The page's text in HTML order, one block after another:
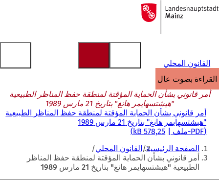
الانتقال إلى المحتوى
إلى
الصفحة
القانون المحلي
القراءة بصوت عالٍ
أمر قانوني بشأن الحماية المؤقتة لمنطقة حفظ المناظر الطبيعية
"هيشتسهايمر هانغ" بتاريخ 21 مارس 1989
أمر قانوني بشأن الحماية المؤقتة لمنطقة حفظ المناظر الطبيعية
"هيشتسهايمر هانغ" بتاريخ 21 مارس 1989
PDF-ملف 578,25 kB
أنت
هنا
الصفحة الرئيسية القانون المحلي
أمر قانوني بشأن الحماية المؤقتة لمنطقة حفظ المناظر
الطبيعية "هيشتسهايمر هانغ" بتاريخ 21 مارس 1989